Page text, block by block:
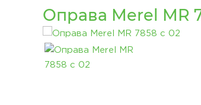
Оправа Merel MR